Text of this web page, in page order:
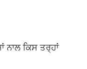
ਨਾਲ ਕਿਸ ਤਰ੍ਹਾਂ